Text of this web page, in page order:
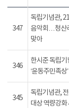
347
독립기념관,
음악회…청산
맞아
346
한시준 독립기
‘윤동주민족상
345
독립기념관,
대상 역량강화